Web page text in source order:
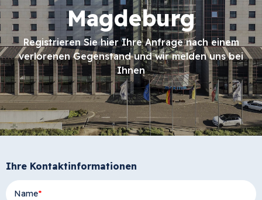
Magdeburg
Registrieren Sie hier Ihre Anfrage nach einem
verlorenen Gegenstand und wir melden uns bei
Ihnen
Ihre Kontaktinformationen
Name